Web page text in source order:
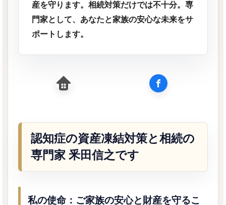
産を守ります。相続対策だけでは不十分。専
門家として、あなたと家族の安心な未来をサ
ポートします。
認知症の資産凍結対策と相続の
専門家 釆田信之です
私の使命：ご家族の安心と財産を守るこ